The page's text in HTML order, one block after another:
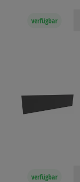
verfügbar
verfügbar